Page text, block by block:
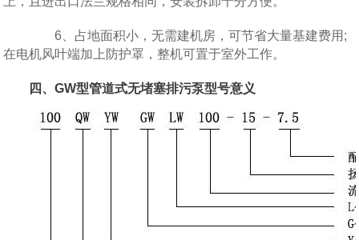
6、占地面积小，无需建机房，可节省大量基建费用;
在电机风叶端加上防护罩，整机可置于室外工作。
四、GW型管道式无堵塞排污泵型号意义